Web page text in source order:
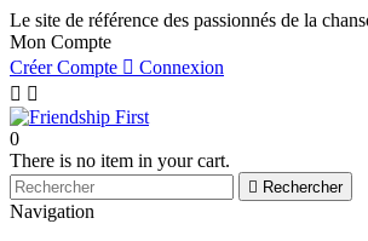
Le site de référence des passionnés de la
Mon Compte
Créer Compte  Connexion
 
0
There is no item in your cart.
 Rechercher
Navigation